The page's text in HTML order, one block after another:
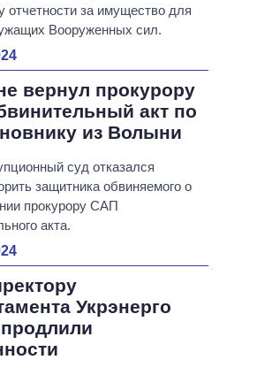
отчетности за имущество для
Вооруженных сил.
вернул прокурору
акт по
из Волыни
суд отказался
защитника обвиняемого о
прокурору САП
акта.
Укрэнерго